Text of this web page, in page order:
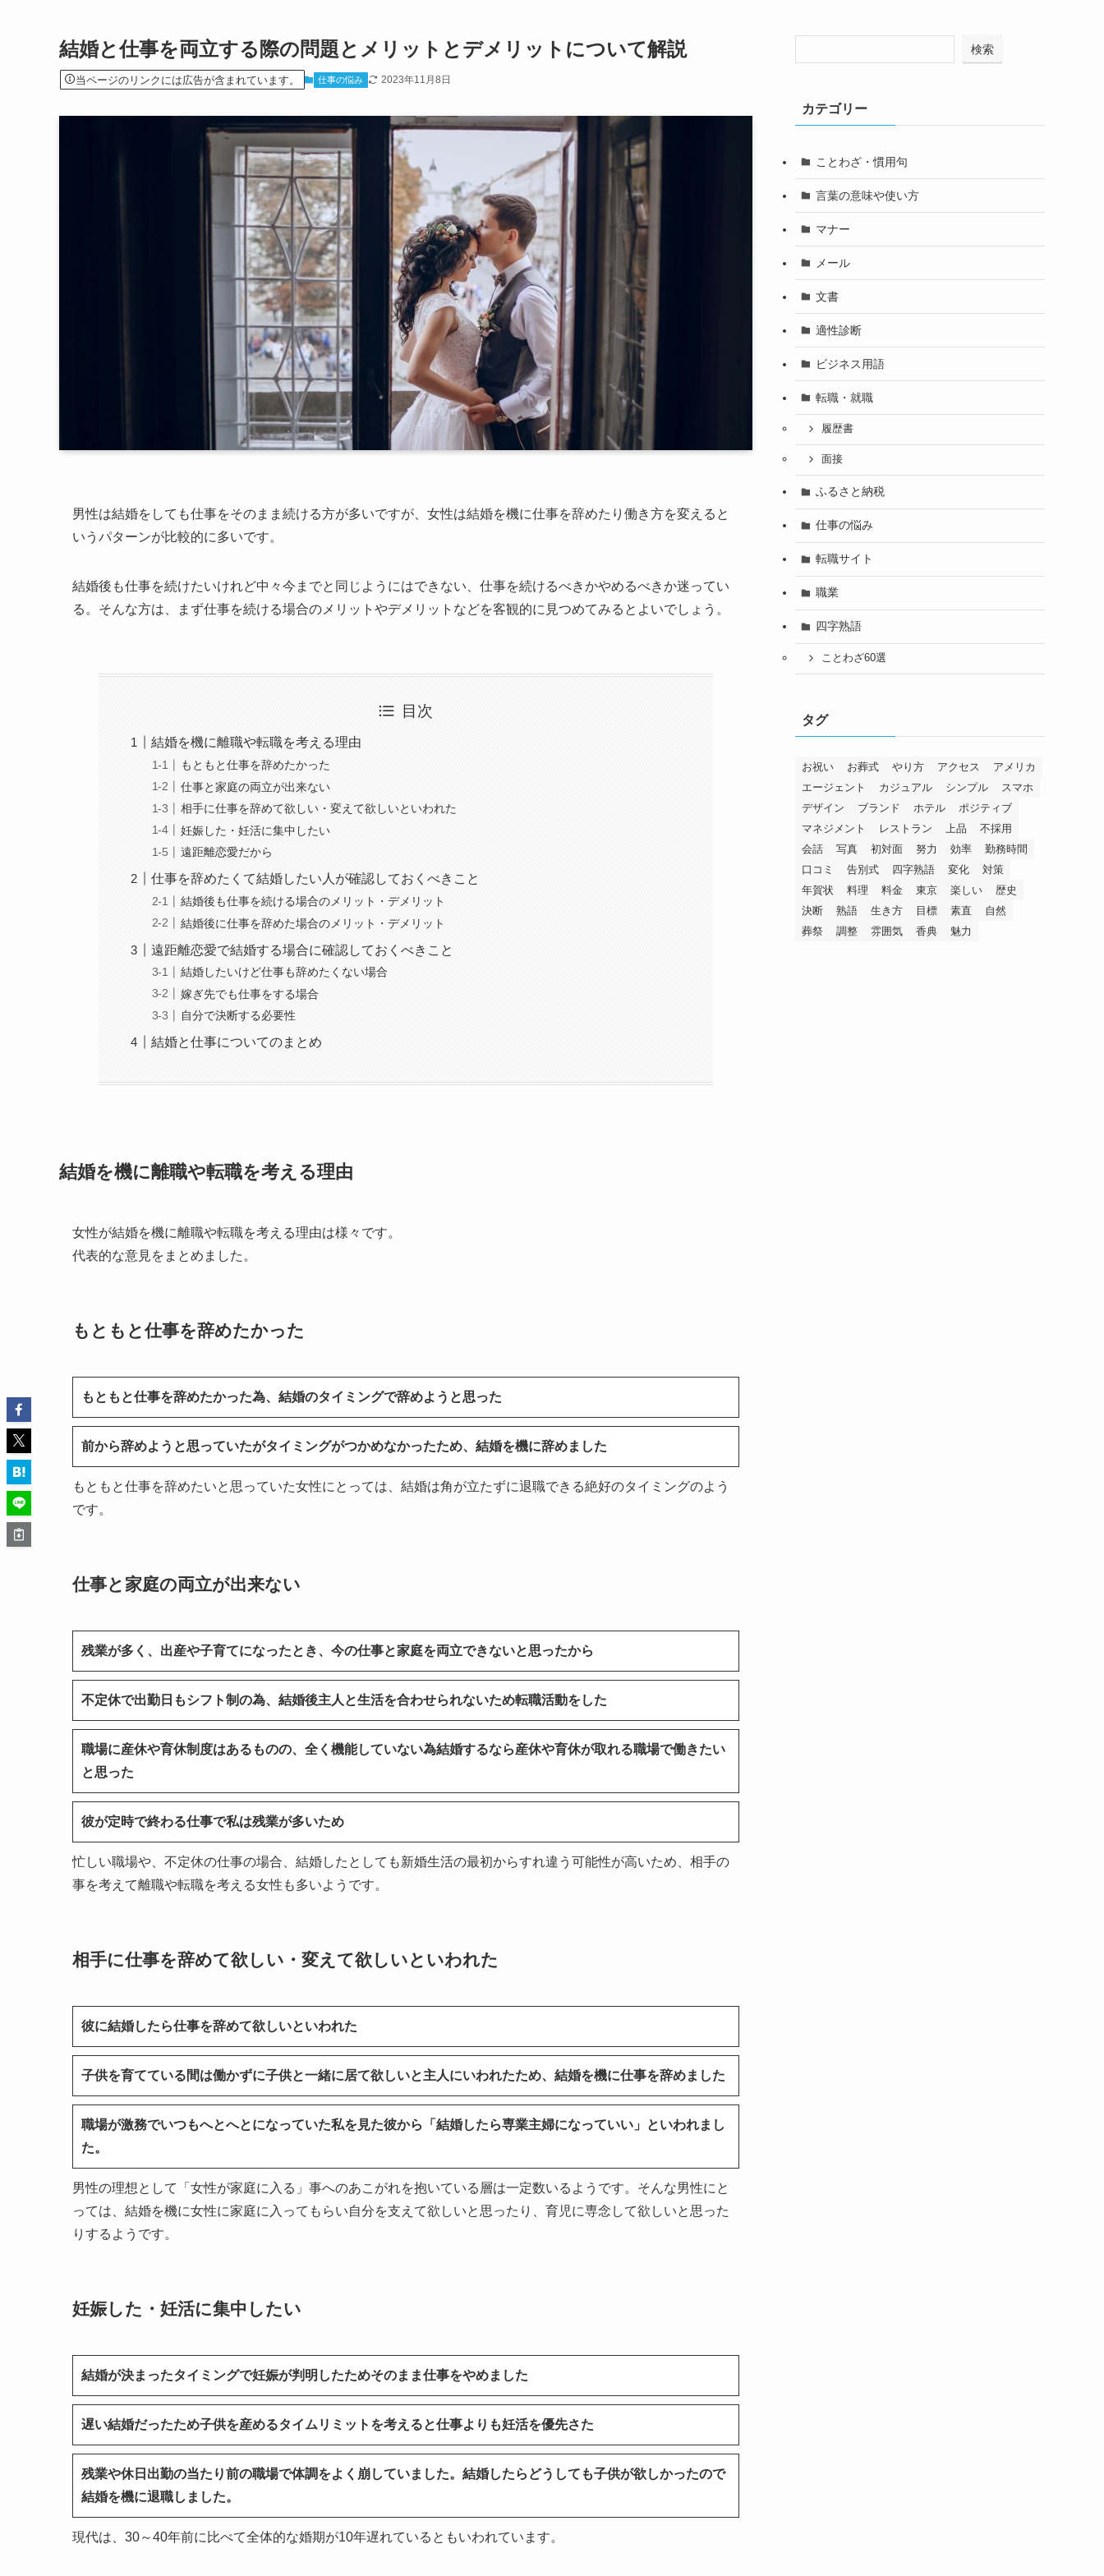
結婚と仕事を両立する際の問題とメリットとデメリットについて解説
当ページのリンクには広告が含まれています。 仕事の悩み 2023年11月8日
男性は結婚をしても仕事をそのまま続ける方が多いですが、女性は結婚を機に仕事を辞めたり働き方を変えると
いうパターンが比較的に多いです。
結婚後も仕事を続けたいけれど中々今までと同じようにはできない、仕事を続けるべきかやめるべきか迷ってい
る。そんな方は、まず仕事を続ける場合のメリットやデメリットなどを客観的に見つめてみるとよいでしょう。
目次
結婚を機に離職や転職を考える理由
もともと仕事を辞めたかった
仕事と家庭の両立が出来ない
相手に仕事を辞めて欲しい・変えて欲しいといわれた
妊娠した・妊活に集中したい
遠距離恋愛だから
仕事を辞めたくて結婚したい人が確認しておくべきこと
結婚後も仕事を続ける場合のメリット・デメリット
結婚後に仕事を辞めた場合のメリット・デメリット
遠距離恋愛で結婚する場合に確認しておくべきこと
結婚したいけど仕事も辞めたくない場合
嫁ぎ先でも仕事をする場合
自分で決断する必要性
結婚と仕事についてのまとめ
結婚を機に離職や転職を考える理由
女性が結婚を機に離職や転職を考える理由は様々です。
代表的な意見をまとめました。
もともと仕事を辞めたかった
もともと仕事を辞めたかった為、結婚のタイミングで辞めようと思った
前から辞めようと思っていたがタイミングがつかめなかったため、結婚を機に辞めました
もともと仕事を辞めたいと思っていた女性にとっては、結婚は角が立たずに退職できる絶好のタイミングのよう
です。
仕事と家庭の両立が出来ない
残業が多く、出産や子育てになったとき、今の仕事と家庭を両立できないと思ったから
不定休で出勤日もシフト制の為、結婚後主人と生活を合わせられないため転職活動をした
職場に産休や育休制度はあるものの、全く機能していない為結婚するなら産休や育休が取れる職場で働きたい
と思った
彼が定時で終わる仕事で私は残業が多いため
忙しい職場や、不定休の仕事の場合、結婚したとしても新婚生活の最初からすれ違う可能性が高いため、相手の
事を考えて離職や転職を考える女性も多いようです。
相手に仕事を辞めて欲しい・変えて欲しいといわれた
彼に結婚したら仕事を辞めて欲しいといわれた
子供を育てている間は働かずに子供と一緒に居て欲しいと主人にいわれたため、結婚を機に仕事を辞めました
職場が激務でいつもへとへとになっていた私を見た彼から「結婚したら専業主婦になっていい」といわれまし
た。
男性の理想として「女性が家庭に入る」事へのあこがれを抱いている層は一定数いるようです。そんな男性にと
っては、結婚を機に女性に家庭に入ってもらい自分を支えて欲しいと思ったり、育児に専念して欲しいと思った
りするようです。
妊娠した・妊活に集中したい
結婚が決まったタイミングで妊娠が判明したためそのまま仕事をやめました
遅い結婚だったため子供を産めるタイムリミットを考えると仕事よりも妊活を優先さた
残業や休日出勤の当たり前の職場で体調をよく崩していました。結婚したらどうしても子供が欲しかったので
結婚を機に退職しました。
現代は、30～40年前に比べて全体的な婚期が10年遅れているともいわれています。
検索
カテゴリー
ことわざ・慣用句
言葉の意味や使い方
マナー
メール
文書
適性診断
ビジネス用語
転職・就職
履歴書
面接
ふるさと納税
仕事の悩み
転職サイト
職業
四字熟語
ことわざ60選
タグ
お祝い お葬式 やり方 アクセス
アメリカ
エージェント
カジュアル シンプル
スマホ
デザイン
ブランド ホテル
ポジティブ
マネジメント
レストラン 上品
不採用
会話
写真 初対面 努力 効率
勤務時間
口コミ
告別式 四字熟語 変化
対策
年賀状
料理 料金 東京 楽しい
歴史
決断
熟語 生き方 目標 素直
自然
葬祭
調整 雰囲気 香典 魅力